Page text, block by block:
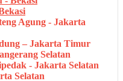
Agung - Jakarta
– Jakarta Timur
Selatan
- Jakarta Selatan
Selatan